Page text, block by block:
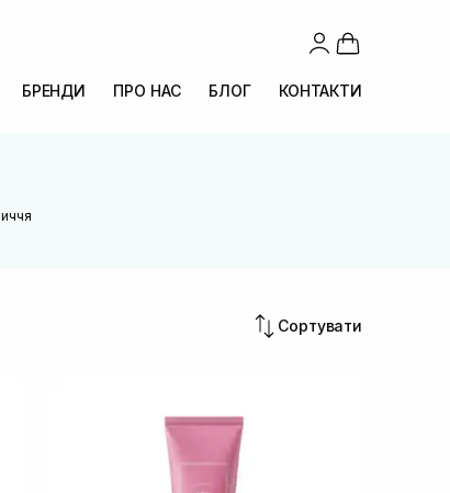
БРЕНДИ ПРО НАС БЛОГ КОНТАКТИ
Сортувати